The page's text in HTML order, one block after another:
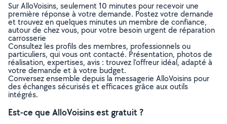
Sur AlloVoisins, seulement 10 minutes pour recevoir une
première réponse à votre demande. Postez votre demande
et trouvez en quelques minutes un membre de confiance,
autour de chez vous, pour votre besoin urgent de réparation
carrosserie
Consultez les profils des membres, professionnels ou
particuliers, qui vous ont contacté. Présentation, photos de
réalisation, expertises, avis : trouvez l'offreur idéal, adapté à
votre demande et à votre budget.
Conversez ensemble depuis la messagerie AlloVoisins pour
des échanges sécurisés et efficaces grâce aux outils
intégrés.
Est-ce que AlloVoisins est gratuit ?